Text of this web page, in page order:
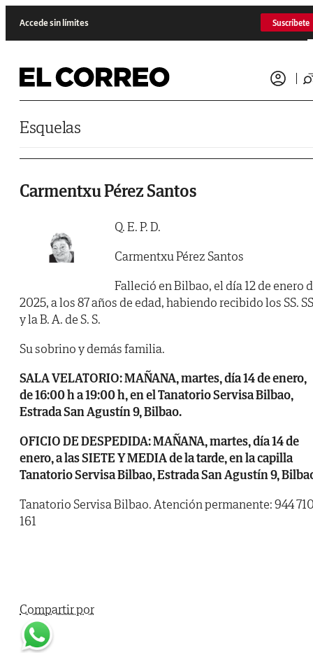
Accede sin límites Suscríbete
Esquelas
Carmentxu Pérez Santos
Q. E. P. D.
Carmentxu Pérez Santos
Falleció en Bilbao, el día 12 de enero
2025, a los 87 años de edad, habiendo recibido los SS.
y la B. A. de S. S.
Su sobrino y demás familia.
SALA VELATORIO: MAÑANA, martes, día 14 de enero,
de 16:00 h a 19:00 h, en el Tanatorio Servisa Bilbao,
Estrada San Agustín 9, Bilbao.
OFICIO DE DESPEDIDA: MAÑANA, martes, día 14 de
enero, a las SIETE Y MEDIA de la tarde, en la capilla
Tanatorio Servisa Bilbao, Estrada San Agustín 9,
Tanatorio Servisa Bilbao. Atención permanente: 944
161
Compartir por